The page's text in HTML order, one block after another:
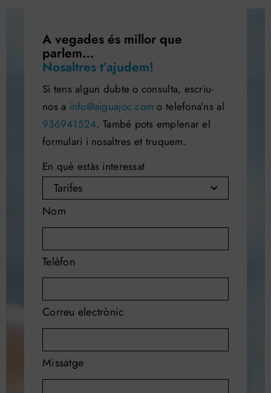
A vegades és millor que
parlem…
Nosaltres t’ajudem!
Si tens algun dubte o consulta, escriu-
nos a info@aiguajoc.com o telefona’ns al
936941524. També pots emplenar el
formulari i nosaltres et truquem.
En què estàs interessat
Nom
Telèfon
Correu electrònic
Missatge